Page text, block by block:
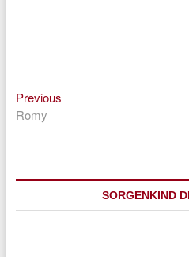
Beitragsnavigation
PreviousPrevious
Romy
SORGENKIND